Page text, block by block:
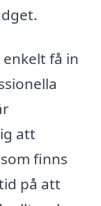
få in
att
finns
på att